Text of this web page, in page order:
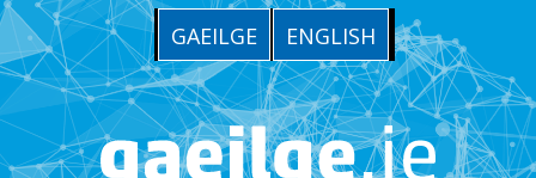
GAEILGE ENGLISH